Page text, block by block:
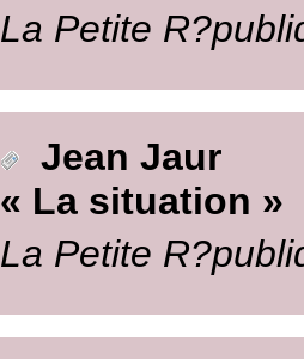
La Petite
Jean Jaur
« La situation »
La Petite